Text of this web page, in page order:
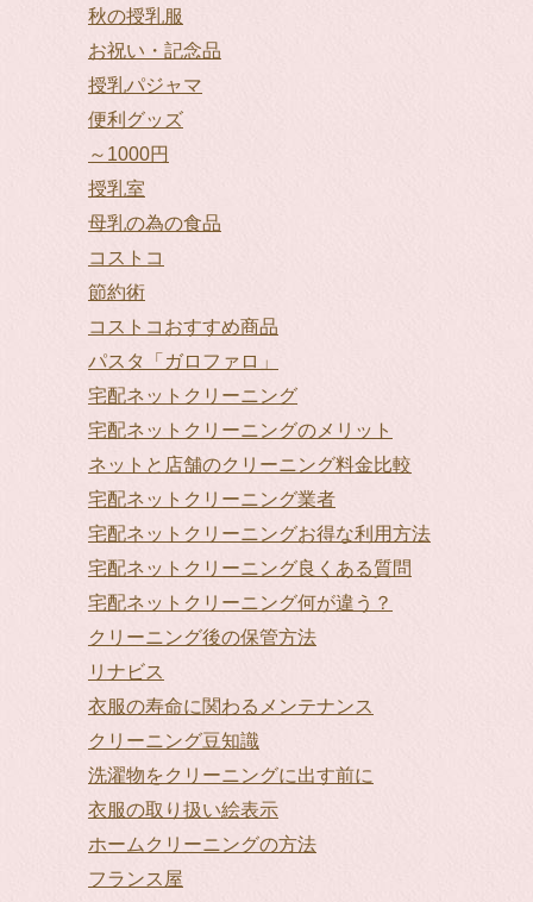
秋の授乳服
お祝い・記念品
授乳パジャマ
便利グッズ
～1000円
授乳室
母乳の為の食品
コストコ
節約術
コストコおすすめ商品
パスタ「ガロファロ」
宅配ネットクリーニング
宅配ネットクリーニングのメリット
ネットと店舗のクリーニング料金比較
宅配ネットクリーニング業者
宅配ネットクリーニングお得な利用方法
宅配ネットクリーニング良くある質問
宅配ネットクリーニング何が違う？
クリーニング後の保管方法
リナビス
衣服の寿命に関わるメンテナンス
クリーニング豆知識
洗濯物をクリーニングに出す前に
衣服の取り扱い絵表示
ホームクリーニングの方法
フランス屋